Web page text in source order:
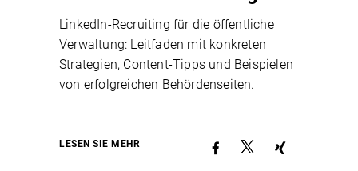
LinkedIn-Recruiting für die öffentliche
Verwaltung: Leitfaden mit konkreten
Strategien, Content-Tipps und Beispielen
von erfolgreichen Behördenseiten.
LESEN SIE MEHR